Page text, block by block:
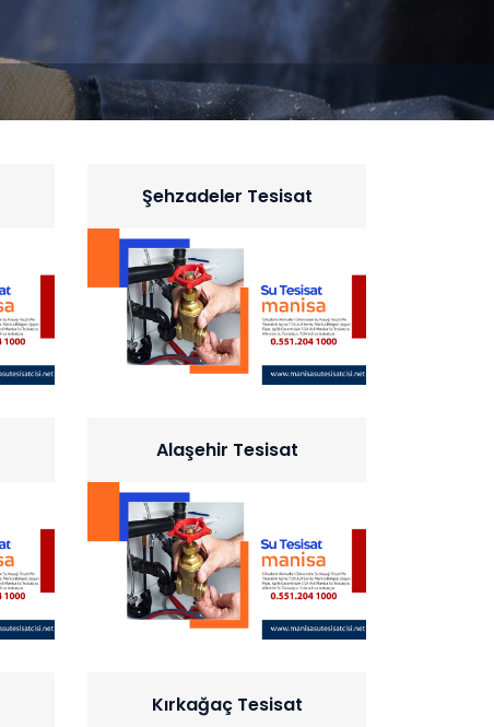
Şehzadeler Tesisat
Alaşehir Tesisat
Kırkağaç Tesisat